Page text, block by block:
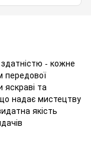
- кожне
передової
яскраві та
надає мистецтву
якість